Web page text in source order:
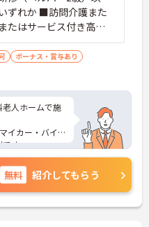
ずれか ■訪問介護また
たはサービス付き高齢
経験
ボーナス・賞与あり
人ホームで施
イカー・バイ
す。
などプライベ
◎
トなど、さら
相談くださ
無料 紹介してもらう